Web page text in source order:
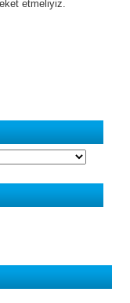
etmeliyiz.